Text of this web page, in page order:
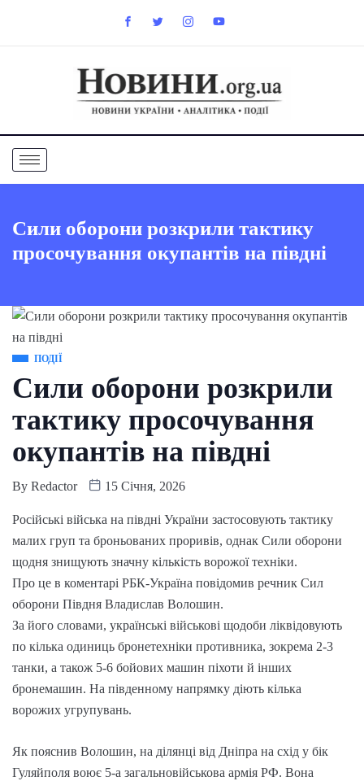
Сили оборони розкрили тактику
просочування окупантів на півдні
ПОДІЇ
Сили оборони розкрили
тактику просочування
окупантів на півдні
By Redactor 15 Січня, 2026
Російські війська на півдні України застосовують тактику
малих груп та броньованих проривів, однак Сили оборони
щодня знищують значну кількість ворожої техніки.
Про це в коментарі РБК-Україна повідомив речник Сил
оборони Півдня Владислав Волошин.
За його словами, українські військові щодоби ліквідовують
по кілька одиниць бронетехніки противника, зокрема 2-3
танки, а також 5-6 бойових машин піхоти й інших
бронемашин. На південному напрямку діють кілька
ворожих угрупувань.
Як пояснив Волошин, на ділянці від Дніпра на схід у бік
Гуляйполя воює 5-а загальновійськова армія РФ. Вона